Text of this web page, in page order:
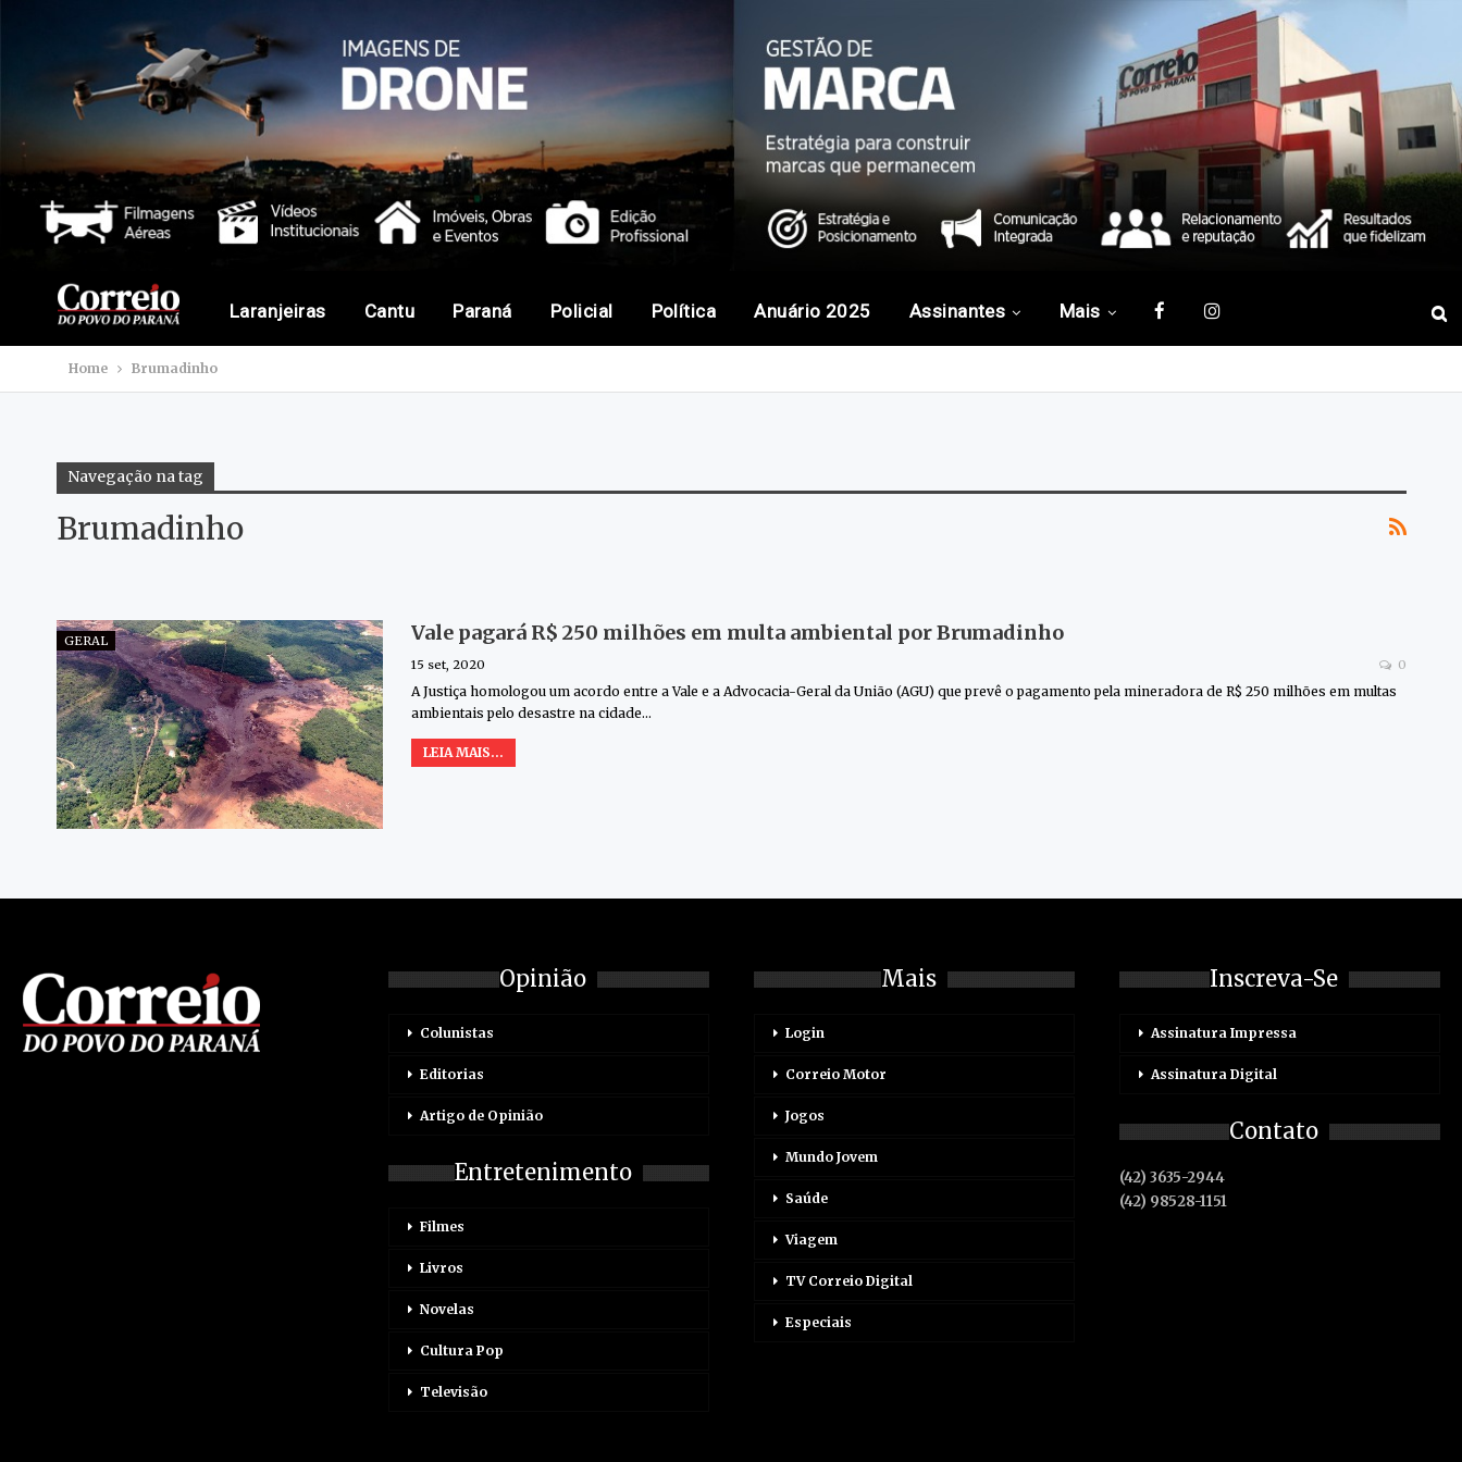
Laranjeiras Cantu Paraná Policial Política Anuário 2025 Assinantes Mais
Home Brumadinho
Navegação na tag
Brumadinho
GERAL Vale pagará R$ 250 milhões em multa ambiental por Brumadinho
15 set, 2020 0
A Justiça homologou um acordo entre a Vale e a Advocacia-Geral da União (AGU) que prevê o pagamento pela mineradora de R$ 250 milhões em multas
ambientais pelo desastre na cidade…
LEIA MAIS...
Opinião
Colunistas
Editorias
Artigo de Opinião
Entretenimento
Filmes
Livros
Novelas
Cultura Pop
Televisão
Mais
Login
Correio Motor
Jogos
Mundo Jovem
Saúde
Viagem
TV Correio Digital
Especiais
Inscreva-Se
Assinatura Impressa
Assinatura Digital
Contato
(42) 3635-2944
(42) 98528-1151